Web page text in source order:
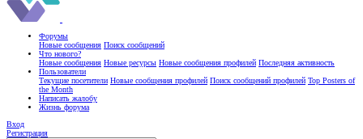
Форумы
Новые сообщения Поиск сообщений
Что нового?
Новые сообщения Новые ресурсы Новые сообщения профилей Последняя активность
Пользователи
Текущие посетители Новые сообщения профилей Поиск сообщений профилей Top Posters of
the Month
Написать жалобу
Жизнь форума
Вход
Регистрация